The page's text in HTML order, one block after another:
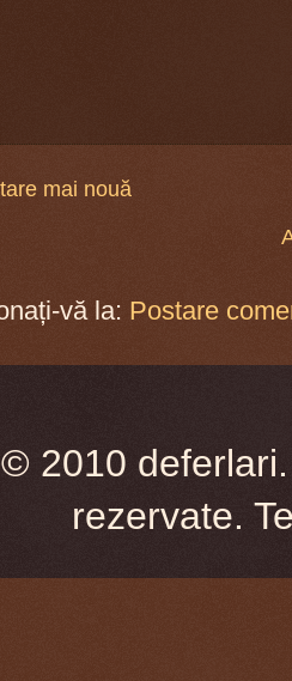
mai nouă
vă la: Postare
2010
rezervate.